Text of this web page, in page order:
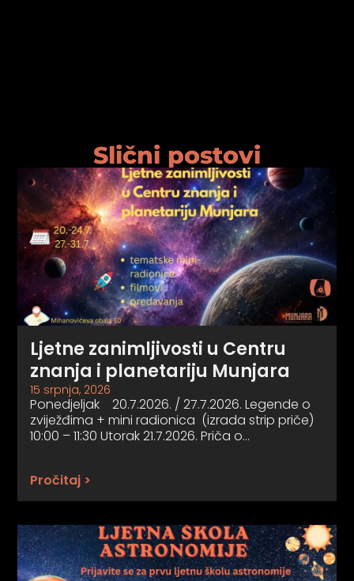
Slični postovi
Ljetne zanimljivosti u Centru
znanja i planetariju Munjara
15 srpnja, 2026
Ponedjeljak 20.7.2026. / 27.7.2026. Legende o
zviježđima + mini radionica (izrada strip priče)
10:00 – 11:30 Utorak 21.7.2026. Priča o…
Pročitaj >